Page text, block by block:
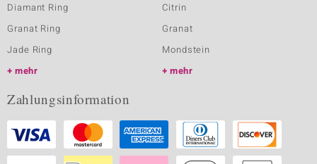
Diamant Ring
Granat Ring
Jade Ring
mehr
Citrin
Granat
Mondstein
mehr
Zahlungsinformation